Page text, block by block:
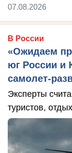
07.08.2026
В России
«Ожидаем
юг России и
самолет-
Эксперты
туристов,